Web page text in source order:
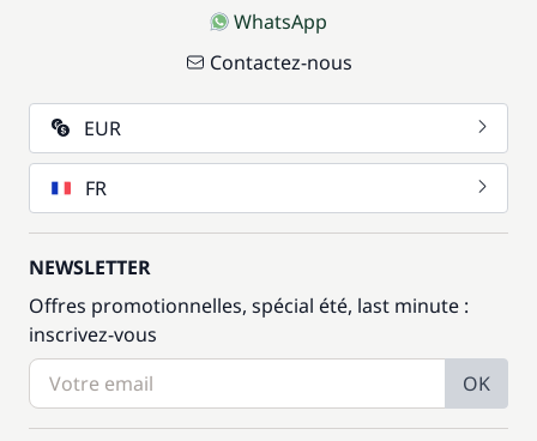
WhatsApp
Contactez-nous
EUR
FR
NEWSLETTER
Offres promotionnelles, spécial été, last minute :
inscrivez-vous
OK